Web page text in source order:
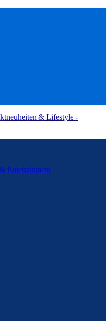
Entertainment